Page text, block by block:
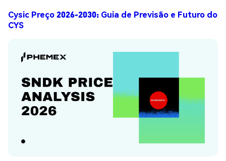
Cysic Preço 2026-2030: Guia de Previsão e Futuro do
CYS